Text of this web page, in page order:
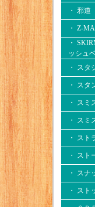
・ 邪道
・ Z-
・
ッシュ
・ スタ
・ スタ
・ スミ
・ スミ
・ スト
・ スト
・ スナ
・ スト